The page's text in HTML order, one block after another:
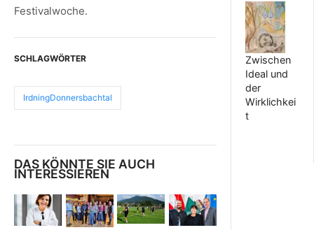
Festivalwoche.
SCHLAGWÖRTER
IrdningDonnersbachtal
DAS KÖNNTE SIE AUCH
INTERESSIEREN
Zwischen
Ideal und
der
Wirklichkei
t